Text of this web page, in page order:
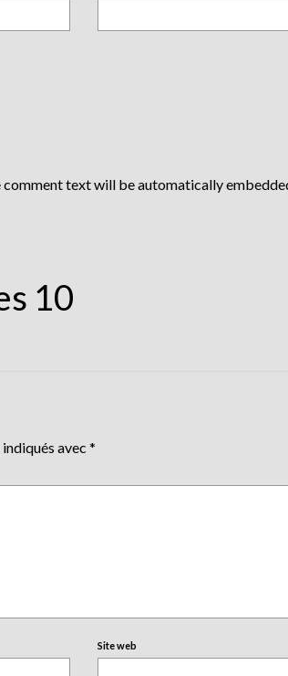
text will be automatically
10
avec *
Site web